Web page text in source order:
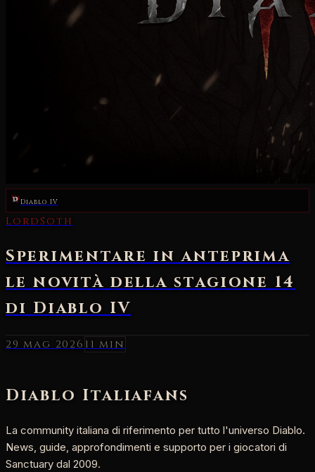
Diablo IV
29 mag 2026 11 min
Diablo Italiafans
La community italiana di riferimento per tutto l'universo Diablo.
News, guide, approfondimenti e supporto per i giocatori di
Sanctuary dal 2009.